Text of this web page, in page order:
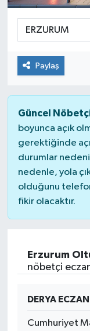
Paylaş
Güncel
boyunca açık
gerektiğinde
durumlar
nedenle, yola
olduğunu
fikir olacaktır.
Erzurum
nöbetçi
DERYA
Cumhuriyet